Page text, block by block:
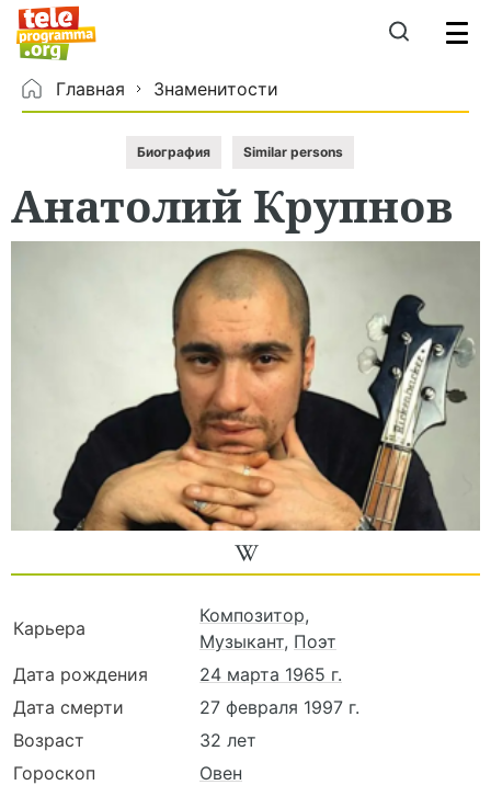
Главная Знаменитости
Биография Similar persons
Анатолий Крупнов
Карьера
Композитор,
Музыкант, Поэт
Дата рождения
24 марта 1965 г.
Дата смерти
27 февраля 1997 г.
Возраст
32 лет
Гороскоп
Овен